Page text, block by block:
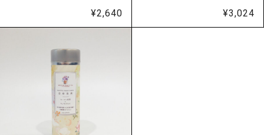
¥2,640 ¥3,024